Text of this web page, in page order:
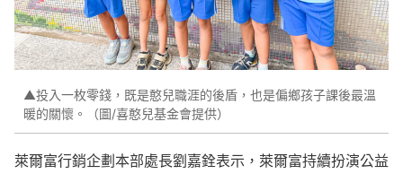
▲投入一枚零錢，既是憨兒職涯的後盾，也是偏鄉孩子課後最溫
暖的關懷。（圖/喜憨兒基金會提供）
萊爾富行銷企劃本部處長劉嘉銓表示，萊爾富持續扮演公益